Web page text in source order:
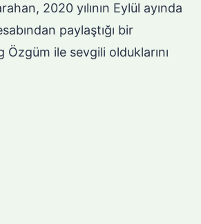
2020 yılının Eylül ayında
paylaştığı bir
ile sevgili olduklarını